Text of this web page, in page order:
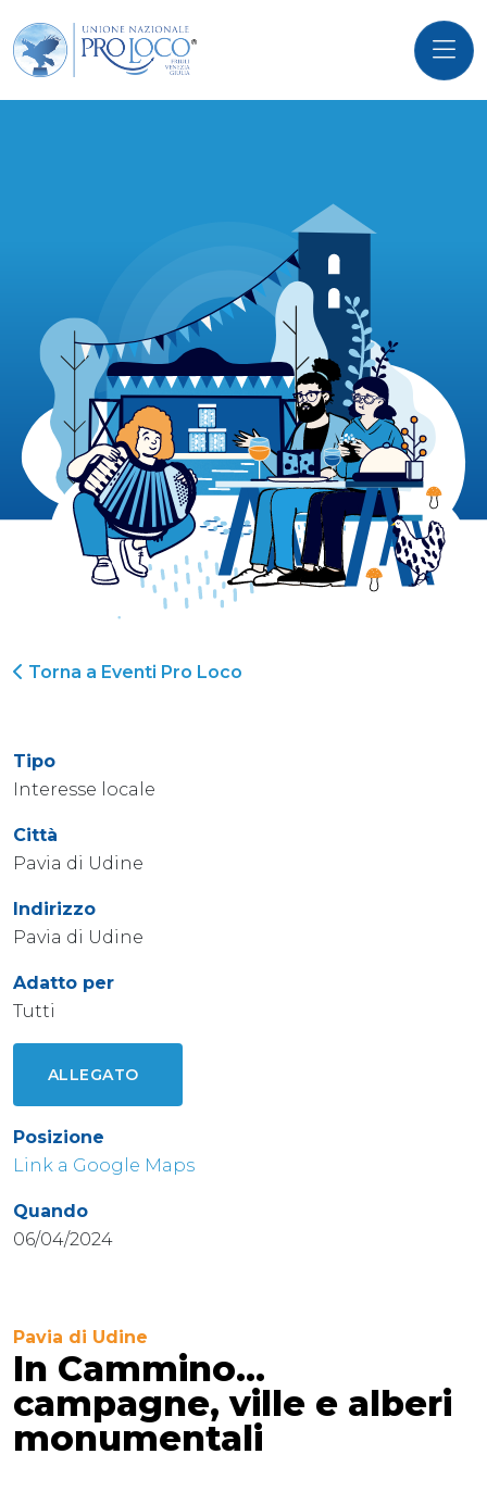
Torna a Eventi Pro Loco
Tipo
Interesse locale
Città
Pavia di Udine
Indirizzo
Pavia di Udine
Adatto per
Tutti
ALLEGATO
Posizione
Link a Google Maps
Quando
06/04/2024
Pavia di Udine
In Cammino...
campagne, ville e alberi
monumentali